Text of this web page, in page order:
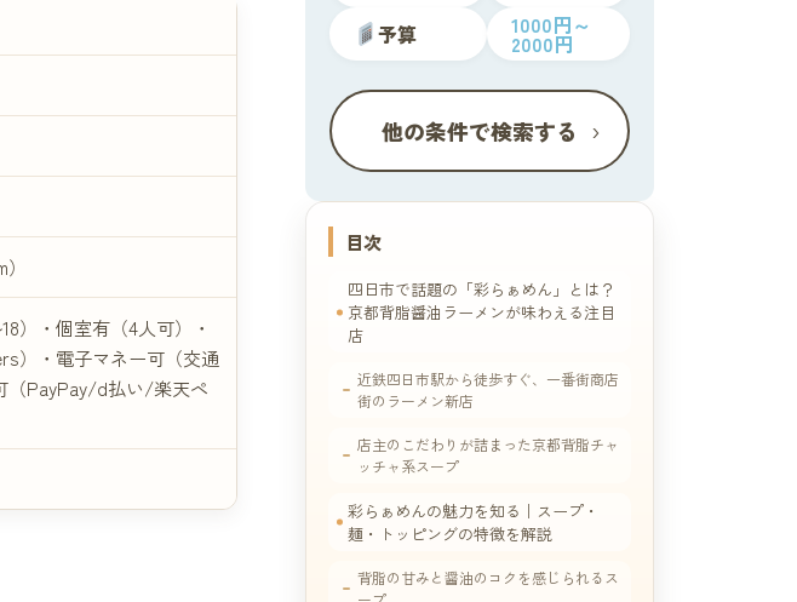
）・個室有（4人可）・
）・電子マネー可（交通
（PayPay/d払い/楽天ペ
予算
1000円～
2000円
他の条件で検索する ›
目次
四日市で話題の「彩らぁめん」とは？
京都背脂醤油ラーメンが味わえる注目
店
近鉄四日市駅から徒歩すぐ、一番街商店
街のラーメン新店
店主のこだわりが詰まった京都背脂チャ
ッチャ系スープ
彩らぁめんの魅力を知る｜スープ・
麺・トッピングの特徴を解説
背脂の甘みと醤油のコクを感じられるス